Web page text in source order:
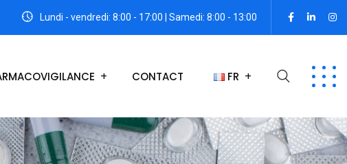
Lundi - vendredi: 8:00 - 17:00 | Samedi: 8:00 - 13:00
CONTACT FR